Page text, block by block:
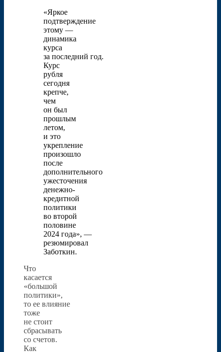
«Яркое
подтверждение
этому —
динамика
курса
за последний год.
Курс
рубля
сегодня
крепче,
чем
он был
прошлым
летом,
и это
укрепление
произошло
после
дополнительного
ужесточения
денежно-
кредитной
политики
во второй
половине
2024 года», —
резюмировал
Заботкин.
Что
касается
«большой
политики»,
то ее влияние
тоже
не стоит
сбрасывать
со счетов.
Как